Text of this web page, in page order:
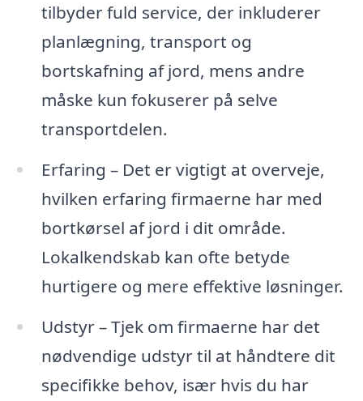
tilbyder fuld service, der inkluderer
planlægning, transport og
bortskafning af jord, mens andre
måske kun fokuserer på selve
transportdelen.
Erfaring – Det er vigtigt at overveje,
hvilken erfaring firmaerne har med
bortkørsel af jord i dit område.
Lokalkendskab kan ofte betyde
hurtigere og mere effektive løsninger.
Udstyr – Tjek om firmaerne har det
nødvendige udstyr til at håndtere dit
specifikke behov, især hvis du har